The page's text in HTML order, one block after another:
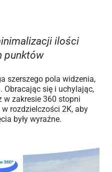
ilości
punktów
szerszego pola widzenia,
Obracając się i uchylając,
w zakresie 360 stopni
rozdzielczości 2K, aby
były wyraźne.